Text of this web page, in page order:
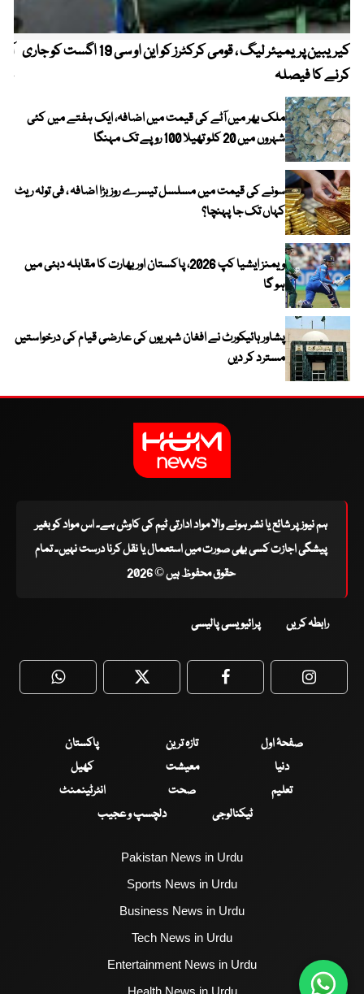
کیریبین پریمیئر لیگ ، قومی کرکٹرز کو این او سی 19 اگست کو جاری
کرنے کا فیصلہ
ملک بھر میں آٹے کی قیمت میں اضافہ، ایک ہفتے میں کئی
شہروں میں 20 کلو تھیلا 100 روپے تک مہنگا
سونے کی قیمت میں مسلسل تیسرے روز بڑا اضافہ ، فی تولہ ریٹ
کہاں تک جا پہنچا؟
ویمنز ایشیا کپ 2026، پاکستان اور بھارت کا مقابلہ دبئی میں
ہو گا
پشاور ہائیکورٹ نے افغان شہریوں کی عارضی قیام کی درخواستیں
مسترد کر دیں
ہم نیوز پر شائع یا نشر ہونے والا مواد ادارتی ٹیم کی کاوش ہے۔ اس مواد کو بغیر
پیشگی اجازت کسی بھی صورت میں استعمال یا نقل کرنا درست نہیں۔ تمام
حقوق محفوظ ہیں © 2026
رابطہ کریں پرائیویسی پالیسی
WhatsApp Twitter Facebook
صفحۂ اول تازہ ترین
پاکستان
دنیا
معیشت
کھیل
تعلیم
صحت
انٹرٹینمنٹ
ٹیکنالوجی
دلچسپ و عجیب
Pakistan News in Urdu
Sports News in Urdu
Business News in Urdu
Tech News in Urdu
Entertainment News in Urdu
Health News in Urdu